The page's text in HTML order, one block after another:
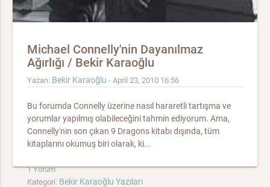
Michael Connelly'nin Dayanılmaz
Ağırlığı / Bekir Karaoğlu
Yazan: Bekir Karaoğlu - April 23, 2010 16:56
Bu forumda Connelly üzerine nasıl hararetli tartışma ve
yorumlar yapılmış olabileceğini tahmin ediyorum. Ama,
Connelly'nin son çıkan 9 Dragons kitabı dışında, tüm
kitaplarını okumuş biri olarak, ki...
1 Yorum
Kategori: Bekir Karaoğlu Yazıları